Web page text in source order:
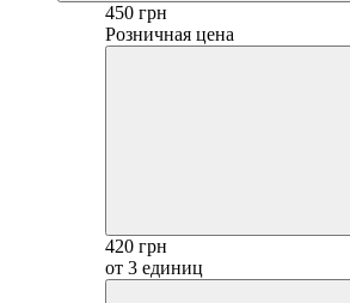
450 грн
Розничная цена
420 грн
от 3 единиц